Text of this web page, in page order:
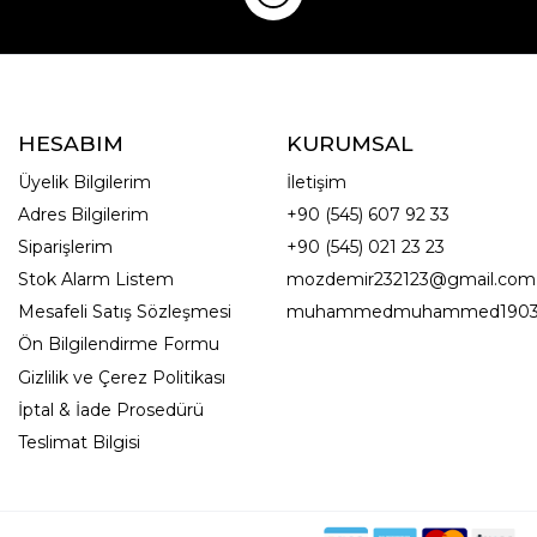
HESABIM
Üyelik Bilgilerim
Adres Bilgilerim
Siparişlerim
Stok Alarm Listem
Mesafeli Satış Sözleşmesi
Ön Bilgilendirme Formu
Gizlilik ve Çerez Politikası
İptal & İade Prosedürü
Teslimat Bilgisi
KURUMSAL
İletişim
+90 (545) 607 92 33
+90 (545) 021 23 23
mozdemir232123@gmail.com